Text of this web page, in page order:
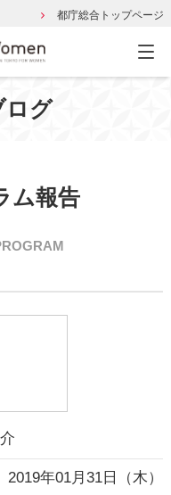
都庁総合トップページ
ログ
ム報告
2019年01月31日（木）